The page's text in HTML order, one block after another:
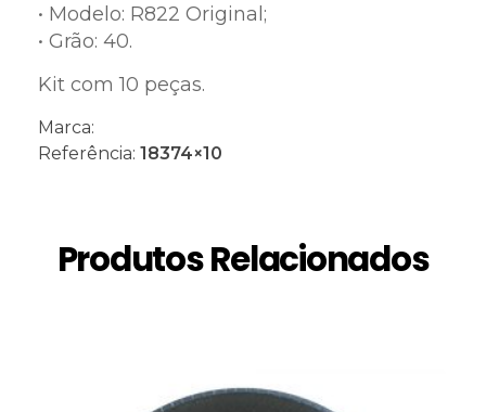
• Modelo: R822 Original;
• Grão: 40.
Kit com 10 peças.
Marca:
Referência: 18374×10
Produtos Relacionados